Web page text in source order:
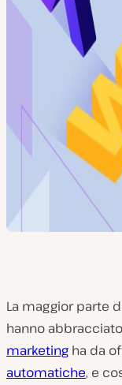
La maggior parte
hanno
marketing ha da
automatiche, e